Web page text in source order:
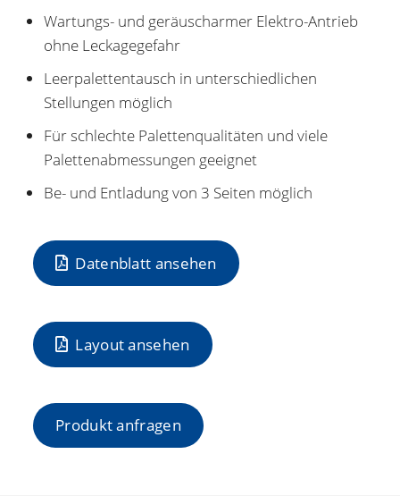
Wartungs- und geräuscharmer Elektro-Antrieb
ohne Leckagegefahr
Leerpalettentausch in unterschiedlichen
Stellungen möglich
Für schlechte Palettenqualitäten und viele
Palettenabmessungen geeignet
Be- und Entladung von 3 Seiten möglich
Datenblatt ansehen
Layout ansehen
Produkt anfragen